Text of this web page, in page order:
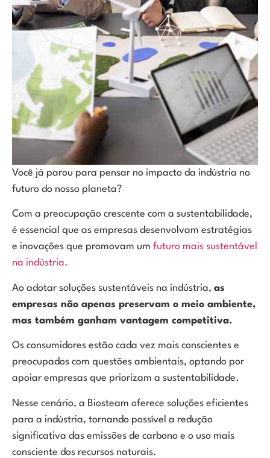
Você já parou para pensar no impacto da indústria no
futuro do nosso planeta?
Com a preocupação crescente com a sustentabilidade,
é essencial que as empresas desenvolvam estratégias
e inovações que promovam um futuro mais sustentável
na indústria.
Ao adotar soluções sustentáveis na indústria, as
empresas não apenas preservam o meio ambiente,
mas também ganham vantagem competitiva.
Os consumidores estão cada vez mais conscientes e
preocupados com questões ambientais, optando por
apoiar empresas que priorizam a sustentabilidade.
Nesse cenário, a Biosteam oferece soluções eficientes
para a indústria, tornando possível a redução
significativa das emissões de carbono e o uso mais
consciente dos recursos naturais.